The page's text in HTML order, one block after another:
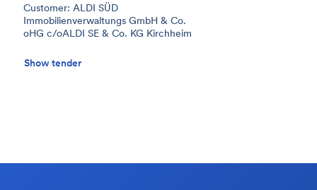
Customer: ALDI SÜD
Immobilienverwaltungs GmbH & Co.
oHG c/oALDI SE & Co. KG Kirchheim
Show tender